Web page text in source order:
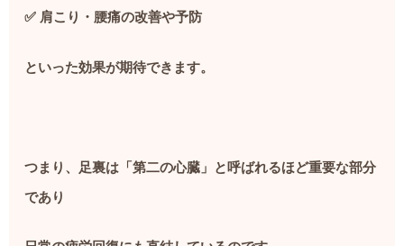
✅ 肩こり・腰痛の改善や予防
といった効果が期待できます。
つまり、足裏は「第二の心臓」と呼ばれるほど重要な部分
であり